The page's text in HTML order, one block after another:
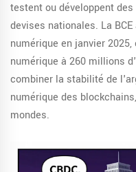
testent ou développent
devises nationales. La
numérique en janvier
numérique à 260 millions
combiner la stabilité de
numérique des
mondes.